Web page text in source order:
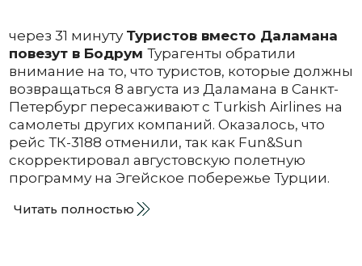
через 31 минуту Туристов вместо Даламана
повезут в Бодрум Турагенты обратили
внимание на то, что туристов, которые должны
возвращаться 8 августа из Даламана в Санкт-
Петербург пересаживают с Turkish Airlines на
самолеты других компаний. Оказалось, что
рейс ТК-3188 отменили, так как Fun&Sun
скорректировал августовскую полетную
программу на Эгейское побережье Турции.
Читать полностью